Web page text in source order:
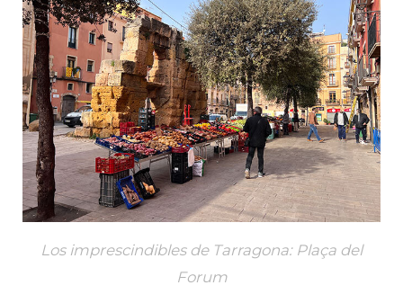
Los imprescindibles de Tarragona: Plaça del
Forum